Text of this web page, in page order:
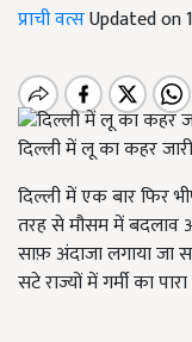
प्राची वत्सUpdated on
दिल्ली में लू का कहर जारी
दिल्ली में एक बार फिर
तरह से मौसम में बदलाव
साफ़ अंदाजा लगाया जा
सटे राज्यों में गर्मी का